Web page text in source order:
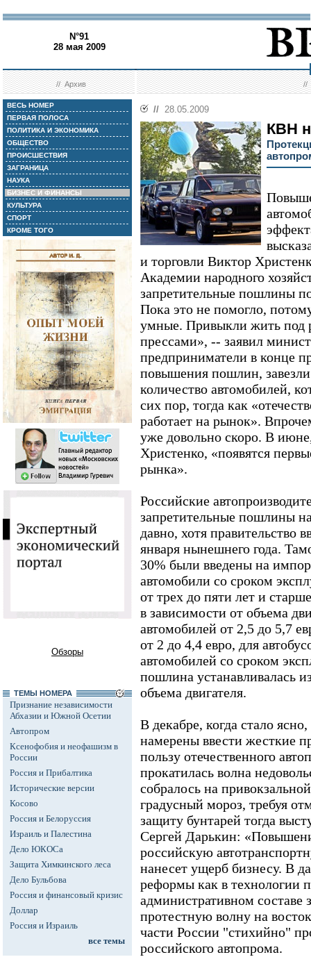
N°91
28 мая 2009
//Архив //
ВЕСЬ НОМЕР
ПЕРВАЯ ПОЛОСА
ПОЛИТИКА И ЭКОНОМИКА
ОБЩЕСТВО
ПРОИСШЕСТВИЯ
ЗАГРАНИЦА
НАУКА
БИЗНЕС И ФИНАНСЫ
КУЛЬТУРА
СПОРТ
КРОМЕ ТОГО
Обзоры
ТЕМЫ НОМЕРА
Признание независимости
Абхазии и Южной Осетии
Автопром
Ксенофобия и неофашизм в
России
Россия и Прибалтика
Исторические версии
Косово
Россия и Белоруссия
Израиль и Палестина
Дело ЮКОСа
Защита Химкинского леса
Дело Бульбова
Россия и финансовый кризис
Доллар
Россия и Израиль
все темы
// 28.05.2009
КВН
и торговли Виктор
Академии народного
запретительные пошлины
Пока это не помогло,
умные. Привыкли жить под
прессами», -- заявил
предприниматели в конце
повышения пошлин,
количество автомобилей,
сих пор, тогда как
работает на рынок».
уже довольно скоро. В
Христенко, «появятся
рынка».
Российские
запретительные пошлины
давно, хотя правительство
января нынешнего года.
30% были введены на
автомобили со сроком
от трех до пяти лет и
в зависимости от объема
автомобилей от 2,5 до 5,7
от 2 до 4,4 евро, для
автомобилей со сроком
пошлина устанавливалась
объема двигателя.
В декабре, когда стало
намерены ввести жесткие
пользу отечественного
прокатилась волна
собралось на
градусный мороз, требуя
защиту бунтарей тогда
Сергей Дарькин:
российскую
нанесет ущерб бизнесу. В
реформы как в технологии
административном составе
протестную волну на
части России "стихийно"
российского автопрома.